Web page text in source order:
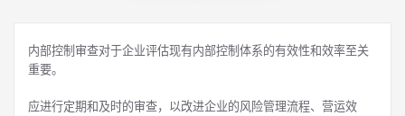
内部控制审查对于企业评估现有内部控制体系的有效性和效率至关
重要。
应进行定期和及时的审查，以改进企业的风险管理流程、营运效